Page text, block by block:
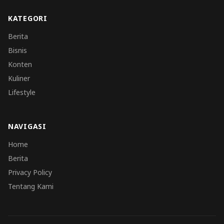
KATEGORI
Berita
Bisnis
Konten
Kuliner
Lifestyle
NAVIGASI
Home
Berita
Privacy Policy
Tentang Kami